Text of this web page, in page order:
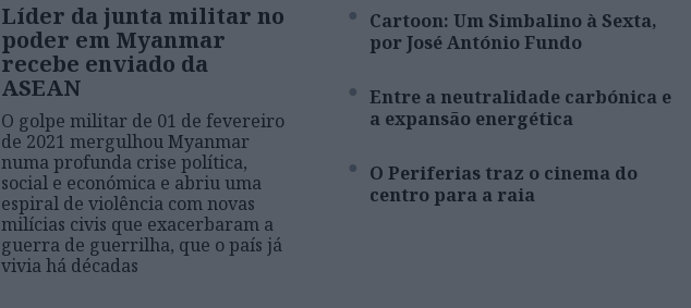
Líder da junta militar no
poder em Myanmar
recebe enviado da
ASEAN
O golpe militar de 01 de fevereiro
de 2021 mergulhou Myanmar
numa profunda crise política,
social e económica e abriu uma
espiral de violência com novas
milícias civis que exacerbaram a
guerra de guerrilha, que o país já
vivia há décadas
Cartoon: Um Simbalino à Sexta,
por José António Fundo
Entre a neutralidade carbónica e
a expansão energética
O Periferias traz o cinema do
centro para a raia